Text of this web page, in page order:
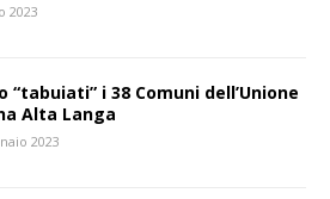
2023
“tabuiati” i 38 Comuni dell’Unione
Alta Langa
2023